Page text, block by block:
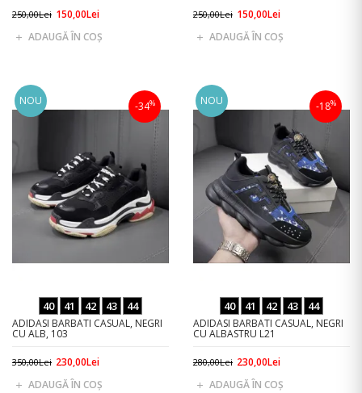
250,00Lei 150,00Lei
ADAUGĂ ÎN COŞ
250,00Lei 150,00Lei
ADAUGĂ ÎN COŞ
-34%
NOU
40 41 42 43 44
ADIDASI BARBATI CASUAL, NEGRI
CU ALB, 103
350,00Lei 230,00Lei
ADAUGĂ ÎN COŞ
-18%
NOU
40 41 42 43 44
ADIDASI BARBATI CASUAL, NEGRI
CU ALBASTRU L21
280,00Lei 230,00Lei
ADAUGĂ ÎN COŞ